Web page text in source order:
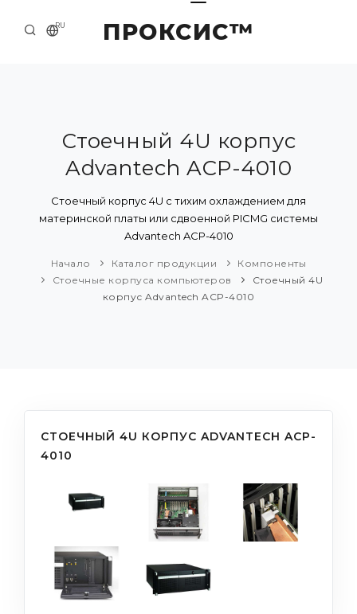
ПРОКСИС™
RU
О КОМПАНИИ
ПРИМЕРЫ И РЕШЕНИЯ
КАТАЛОГ ПРОДУКЦИИ
Стоечный 4U корпус
Advantech ACP-4010
Стоечный корпус 4U с тихим охлаждением для
материнской платы или сдвоенной PICMG системы
Advantech ACP-4010
Начало Каталог продукции
Компоненты
Стоечные корпуса компьютеров
Стоечный 4U
корпус Advantech ACP-4010
СТОЕЧНЫЙ 4U КОРПУС ADVANTECH ACP-
4010